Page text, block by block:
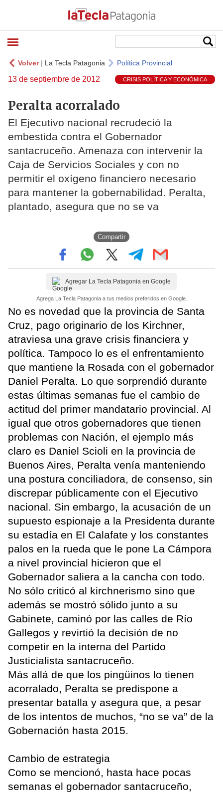
Volver| La Tecla Patagonia Política Provincial
13 de septiembre de 2012 CRISIS POLÍTICA Y ECONÓMICA
Peralta acorralado
El Ejecutivo nacional recrudeció la
embestida contra el Gobernador
santacruceño. Amenaza con intervenir la
Caja de Servicios Sociales y con no
permitir el oxígeno financiero necesario
para mantener la gobernabilidad. Peralta,
plantado, asegura que no se va
Compartir
Agregar La Tecla Patagonia en Google
Agrega La Tecla Patagonia a tus medios preferidos en Google.
No es novedad que la provincia de Santa
Cruz, pago originario de los Kirchner,
atraviesa una grave crisis financiera y
política. Tampoco lo es el enfrentamiento
que mantiene la Rosada con el gobernador
Daniel Peralta. Lo que sorprendió durante
estas últimas semanas fue el cambio de
actitud del primer mandatario provincial. Al
igual que otros gobernadores que tienen
problemas con Nación, el ejemplo más
claro es Daniel Scioli en la provincia de
Buenos Aires, Peralta venía manteniendo
una postura conciliadora, de consenso, sin
discrepar públicamente con el Ejecutivo
nacional. Sin embargo, la acusación de un
supuesto espionaje a la Presidenta durante
su estadía en El Calafate y los constantes
palos en la rueda que le pone La Cámpora
a nivel provincial hicieron que el
Gobernador saliera a la cancha con todo.
No sólo criticó al kirchnerismo sino que
además se mostró sólido junto a su
Gabinete, caminó por las calles de Río
Gallegos y revirtió la decisión de no
competir en la interna del Partido
Justicialista santacruceño.
Más allá de que los pingüinos lo tienen
acorralado, Peralta se predispone a
presentar batalla y asegura que, a pesar
de los intentos de muchos, “no se va” de la
Gobernación hasta 2015.
Cambio de estrategia
Como se mencionó, hasta hace pocas
semanas el gobernador santacruceño,